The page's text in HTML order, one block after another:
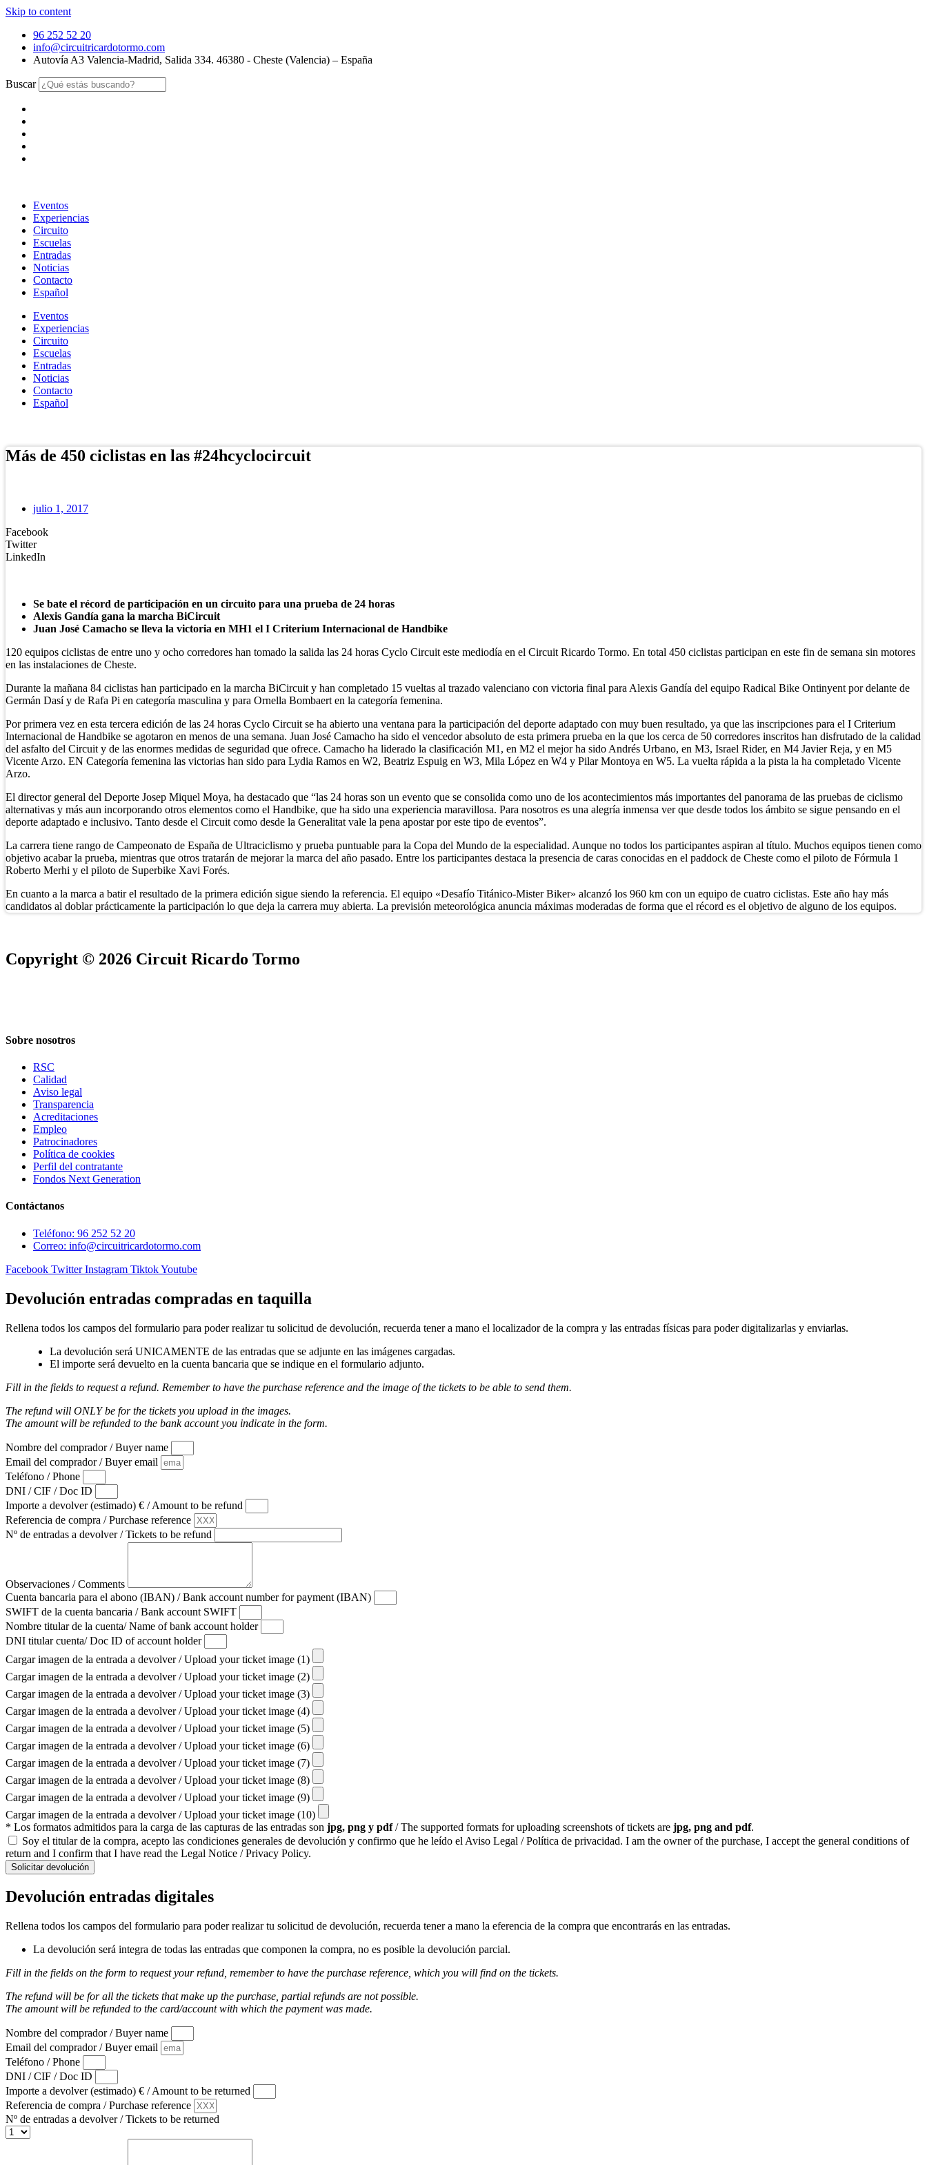
Skip to content
96 252 52 20
info@circuitricardotormo.com
Autovía A3 Valencia-Madrid, Salida 334. 46380 - Cheste (Valencia) – España
Buscar
Eventos
Experiencias
Circuito
Escuelas
Entradas
Noticias
Contacto
Español
Eventos
Experiencias
Circuito
Escuelas
Entradas
Noticias
Contacto
Español
Más de 450 ciclistas en las #24hcyclocircuit
julio 1, 2017
Facebook
Twitter
LinkedIn
Se bate el récord de participación en un circuito para una prueba de 24 horas
Alexis Gandía gana la marcha BiCircuit
Juan José Camacho se lleva la victoria en MH1 el I Criterium Internacional de Handbike
120 equipos ciclistas de entre uno y ocho corredores han tomado la salida las 24 horas Cyclo Circuit este mediodía en el Circuit Ricardo Tormo. En total 450 ciclistas participan en este fin de semana sin motores
en las instalaciones de Cheste.
Durante la mañana 84 ciclistas han participado en la marcha BiCircuit y han completado 15 vueltas al trazado valenciano con victoria final para Alexis Gandía del equipo Radical Bike Ontinyent por delante de
Germán Dasí y de Rafa Pi en categoría masculina y para Ornella Bombaert en la categoría femenina.
Por primera vez en esta tercera edición de las 24 horas Cyclo Circuit se ha abierto una ventana para la participación del deporte adaptado con muy buen resultado, ya que las inscripciones para el I Criterium
Internacional de Handbike se agotaron en menos de una semana. Juan José Camacho ha sido el vencedor absoluto de esta primera prueba en la que los cerca de 50 corredores inscritos han disfrutado de la calidad
del asfalto del Circuit y de las enormes medidas de seguridad que ofrece. Camacho ha liderado la clasificación M1, en M2 el mejor ha sido Andrés Urbano, en M3, Israel Rider, en M4 Javier Reja, y en M5
Vicente Arzo. EN Categoría femenina las victorias han sido para Lydia Ramos en W2, Beatriz Espuig en W3, Mila López en W4 y Pilar Montoya en W5. La vuelta rápida a la pista la ha completado Vicente
Arzo.
El director general del Deporte Josep Miquel Moya, ha destacado que “las 24 horas son un evento que se consolida como uno de los acontecimientos más importantes del panorama de las pruebas de ciclismo
alternativas y más aun incorporando otros elementos como el Handbike, que ha sido una experiencia maravillosa. Para nosotros es una alegría inmensa ver que desde todos los ámbito se sigue pensando en el
deporte adaptado e inclusivo. Tanto desde el Circuit como desde la Generalitat vale la pena apostar por este tipo de eventos”.
La carrera tiene rango de Campeonato de España de Ultraciclismo y prueba puntuable para la Copa del Mundo de la especialidad. Aunque no todos los participantes aspiran al título. Muchos equipos tienen como
objetivo acabar la prueba, mientras que otros tratarán de mejorar la marca del año pasado. Entre los participantes destaca la presencia de caras conocidas en el paddock de Cheste como el piloto de Fórmula 1
Roberto Merhi y el piloto de Superbike Xavi Forés.
En cuanto a la marca a batir el resultado de la primera edición sigue siendo la referencia. El equipo «Desafío Titánico-Mister Biker» alcanzó los 960 km con un equipo de cuatro ciclistas. Este año hay más
candidatos al doblar prácticamente la participación lo que deja la carrera muy abierta. La previsión meteorológica anuncia máximas moderadas de forma que el récord es el objetivo de alguno de los equipos.
Copyright © 2026 Circuit Ricardo Tormo
Sobre nosotros
RSC
Calidad
Aviso legal
Transparencia
Acreditaciones
Empleo
Patrocinadores
Política de cookies
Perfil del contratante
Fondos Next Generation
Contáctanos
Teléfono: 96 252 52 20
Correo: info@circuitricardotormo.com
Facebook Twitter Instagram TiktokYoutube
Devolución entradas compradas en taquilla
Rellena todos los campos del formulario para poder realizar tu solicitud de devolución, recuerda tener a mano el localizador de la compra y las entradas físicas para poder digitalizarlas y enviarlas.
La devolución será UNICAMENTE de las entradas que se adjunte en las imágenes cargadas.
El importe será devuelto en la cuenta bancaria que se indique en el formulario adjunto.
Fill in the fields to request a refund. Remember to have the purchase reference and the image of the tickets to be able to send them.
The refund will ONLY be for the tickets you upload in the images.
The amount will be refunded to the bank account you indicate in the form.
Nombre del comprador / Buyer name
Email del comprador / Buyer email
Teléfono / Phone
DNI / CIF / Doc ID
Importe a devolver (estimado) € / Amount to be refund
Referencia de compra / Purchase reference
Nº de entradas a devolver / Tickets to be refund
Observaciones / Comments
Cuenta bancaria para el abono (IBAN) / Bank account number for payment (IBAN)
SWIFT de la cuenta bancaria / Bank account SWIFT
Nombre titular de la cuenta/ Name of bank account holder
DNI titular cuenta/ Doc ID of account holder
Cargar imagen de la entrada a devolver / Upload your ticket image (1)
Cargar imagen de la entrada a devolver / Upload your ticket image (2)
Cargar imagen de la entrada a devolver / Upload your ticket image (3)
Cargar imagen de la entrada a devolver / Upload your ticket image (4)
Cargar imagen de la entrada a devolver / Upload your ticket image (5)
Cargar imagen de la entrada a devolver / Upload your ticket image (6)
Cargar imagen de la entrada a devolver / Upload your ticket image (7)
Cargar imagen de la entrada a devolver / Upload your ticket image (8)
Cargar imagen de la entrada a devolver / Upload your ticket image (9)
Cargar imagen de la entrada a devolver / Upload your ticket image (10)
* Los formatos admitidos para la carga de las capturas de las entradas son jpg, png y pdf/ The supported formats for uploading screenshots of tickets are jpg, png and pdf.
Soy el titular de la compra, acepto las condiciones generales de devolución y confirmo que he leído el Aviso Legal / Política de privacidad. I am the owner of the purchase, I accept the general conditions of
return and I confirm that I have read the Legal Notice / Privacy Policy.
Solicitar devolución
Devolución entradas digitales
Rellena todos los campos del formulario para poder realizar tu solicitud de devolución, recuerda tener a mano la eferencia de la compra que encontrarás en las entradas.
La devolución será integra de todas las entradas que componen la compra, no es posible la devolución parcial.
Fill in the fields on the form to request your refund, remember to have the purchase reference, which you will find on the tickets.
The refund will be for all the tickets that make up the purchase, partial refunds are not possible.
The amount will be refunded to the card/account with which the payment was made.
Nombre del comprador / Buyer name
Email del comprador / Buyer email
Teléfono / Phone
DNI / CIF / Doc ID
Importe a devolver (estimado) € / Amount to be returned
Referencia de compra / Purchase reference
Nº de entradas a devolver / Tickets to be returned